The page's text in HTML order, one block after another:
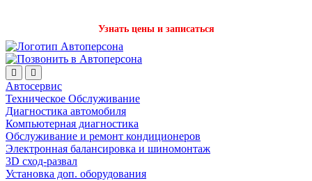
Узнать цены и записаться
Автосервис
Техническое Обслуживание
Диагностика автомобиля
Компьютерная диагностика
Обслуживание и ремонт кондиционеров
Электронная балансировка и шиномонтаж
3D сход-развал
Установка доп. оборудования